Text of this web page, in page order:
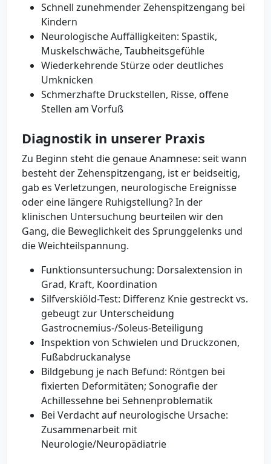
Schnell zunehmender Zehenspitzengang bei
Kindern
Neurologische Auffälligkeiten: Spastik,
Muskelschwäche, Taubheitsgefühle
Wiederkehrende Stürze oder deutliches
Umknicken
Schmerzhafte Druckstellen, Risse, offene
Stellen am Vorfuß
Diagnostik in unserer Praxis
Zu Beginn steht die genaue Anamnese: seit wann
besteht der Zehenspitzengang, ist er beidseitig,
gab es Verletzungen, neurologische Ereignisse
oder eine längere Ruhigstellung? In der
klinischen Untersuchung beurteilen wir den
Gang, die Beweglichkeit des Sprunggelenks und
die Weichteilspannung.
Funktionsuntersuchung: Dorsalextension in
Grad, Kraft, Koordination
Silfverskiöld-Test: Differenz Knie gestreckt vs.
gebeugt zur Unterscheidung
Gastrocnemius-/Soleus-Beteiligung
Inspektion von Schwielen und Druckzonen,
Fußabdruckanalyse
Bildgebung je nach Befund: Röntgen bei
fixierten Deformitäten; Sonografie der
Achillessehne bei Sehnenproblematik
Bei Verdacht auf neurologische Ursache:
Zusammenarbeit mit
Neurologie/Neuropädiatrie